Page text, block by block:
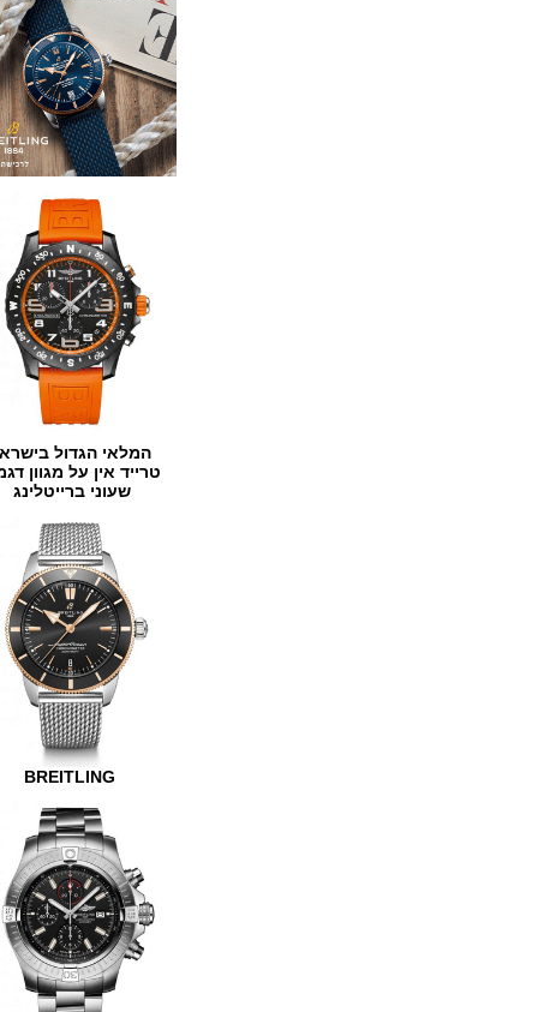
המלאי הגדול בישראל
טרייד אין על מגוון דגמים
שעוני ברייטלינג
BREITLING